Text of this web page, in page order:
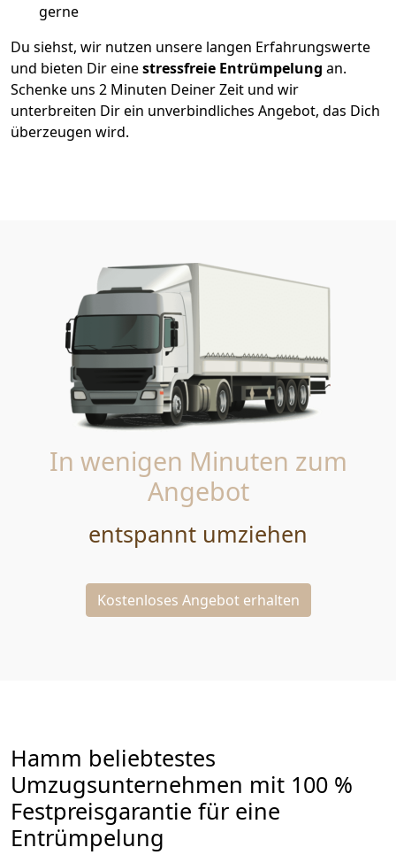
gerne
Du siehst, wir nutzen unsere langen Erfahrungswerte
und bieten Dir einestressfreie Entrümpelung an.
Schenke uns 2 Minuten Deiner Zeit und wir
unterbreiten Dir ein unverbindliches Angebot, das Dich
überzeugen wird.
In wenigen Minuten zum
Angebot
entspannt umziehen
Kostenloses Angebot erhalten
Hamm beliebtestes
Umzugsunternehmen mit 100 %
Festpreisgarantie für eine
Entrümpelung